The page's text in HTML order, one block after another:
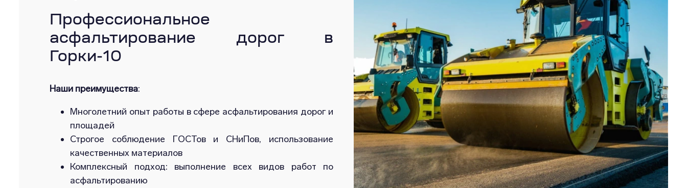
Профессиональное
асфальтирование дорог в
Горки-10
Наши преимущества:
Многолетний опыт работы в сфере асфальтирования дорог и
площадей
Строгое соблюдение ГОСТов и СНиПов, использование
качественных материалов
Комплексный подход: выполнение всех видов работ по
асфальтированию